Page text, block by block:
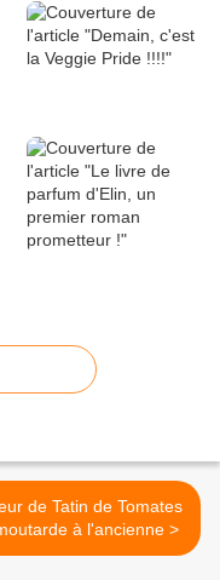
de Tatin de Tomates
& moutarde à l'ancienne >